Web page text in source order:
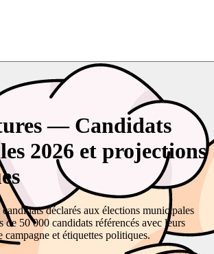
— Candidats
2026 et projections
déclarés aux élections municipales
de 50 000 candidats référencés avec leurs
campagne et étiquettes politiques.